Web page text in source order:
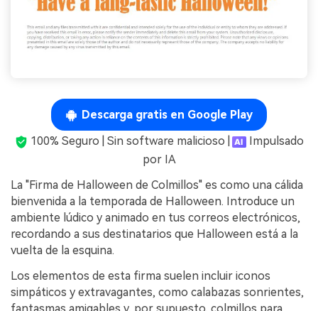
Descarga gratis en Google Play
100% Seguro | Sin software malicioso |
Impulsado
por IA
La "Firma de Halloween de Colmillos" es como una cálida
bienvenida a la temporada de Halloween. Introduce un
ambiente lúdico y animado en tus correos electrónicos,
recordando a sus destinatarios que Halloween está a la
vuelta de la esquina.
Los elementos de esta firma suelen incluir iconos
simpáticos y extravagantes, como calabazas sonrientes,